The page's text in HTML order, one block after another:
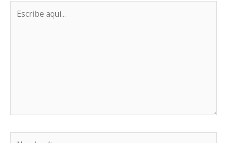
aquí...